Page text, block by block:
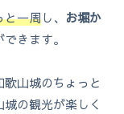
と一周し、 お堀か
きます。
山城のちょっと
の観光が楽しく